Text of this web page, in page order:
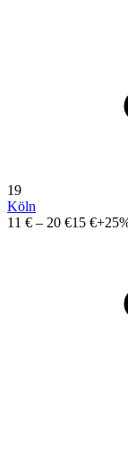
19
Köln
11 € – 20 €15 €